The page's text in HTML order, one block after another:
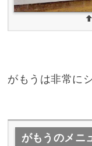
がもうは非常に
がもうのメニ